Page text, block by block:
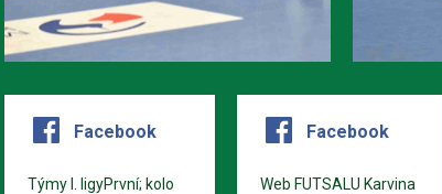
Facebook
Týmy I. ligyPrvní; kolo
Facebook
Web FUTSALU Karvina